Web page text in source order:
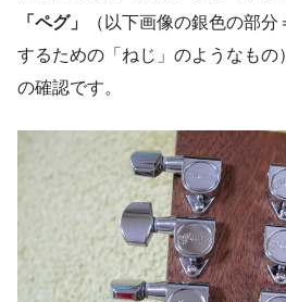
「ペグ」
（以下画像の銀色の部
するための「ねじ」のようなもの
の確認です。